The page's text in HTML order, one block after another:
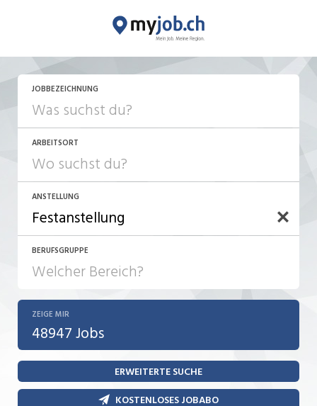
JOBBEZEICHNUNG
ARBEITSORT
ANSTELLUNG
JOB-TYP
Festanstellung
Temporär (befristet)
BERUFSGRUPPE
Bank, Versicherung
Bau, Handwerk, Elektro
Bildung, Kunst, Design, Soziale Berufe, Sport
ZEIGE MIR
48947 Jobs
ERWEITERTE SUCHE
KOSTENLOSES JOBABO